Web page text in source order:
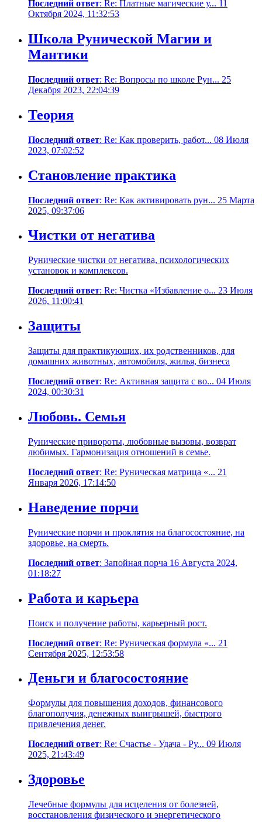
Последний ответ: Re: Платные магические у... 11
Октября 2024, 11:32:53
Школа Рунической Магии и
Мантики
Последний ответ: Re: Вопросы по школе Рун... 25
Декабря 2023, 22:04:39
Теория
Последний ответ: Re: Как проверить, работ... 08 Июля
2023, 07:02:52
Становление практика
Последний ответ: Re: Как активировать рун... 25 Марта
2025, 09:37:06
Чистки от негатива
Рунические чистки от негатива, психологических
установок и комплексов.
Последний ответ: Re: Чистка «Избавление о... 23 Июля
2026, 11:00:41
Защиты
Защиты для практикующих, их родственников, для
домашних животных, автомобиля, жилья, бизнеса
Последний ответ: Re: Активная защита с во... 04 Июля
2024, 00:30:31
Любовь. Семья
Рунические привороты, любовные вызовы, возврат
любимых. Гармонизация отношений в семье.
Последний ответ: Re: Руническая матрица «... 21
Января 2026, 17:14:50
Наведение порчи
Рунические порчи и проклятия на благосостояние, на
здоровье, на смерть.
Последний ответ: Запойная порча 16 Августа 2024,
01:18:27
Работа и карьера
Поиск и получение работы, карьерный рост.
Последний ответ: Re: Руническая формула «... 21
Сентября 2025, 12:53:58
Деньги и благосостояние
Формулы для повышения доходов, финансового
благополучия, денежных выигрышей, быстрого
привлечения денег.
Последний ответ: Re: Счастье - Удача - Ру... 09 Июля
2025, 21:43:49
Здоровье
Лечебные формулы для исцеления от болезней,
восстановления физического и энергетического